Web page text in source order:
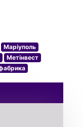
Маріуполь
Метінвест